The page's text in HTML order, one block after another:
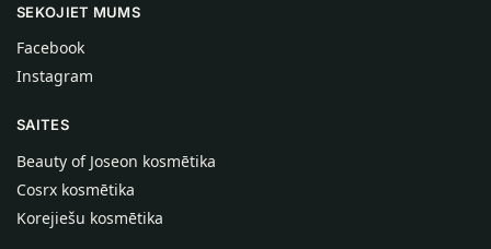
SEKOJIET MUMS
Facebook
Instagram
SAITES
Beauty of Joseon kosmētika
Cosrx kosmētika
Korejiešu kosmētika